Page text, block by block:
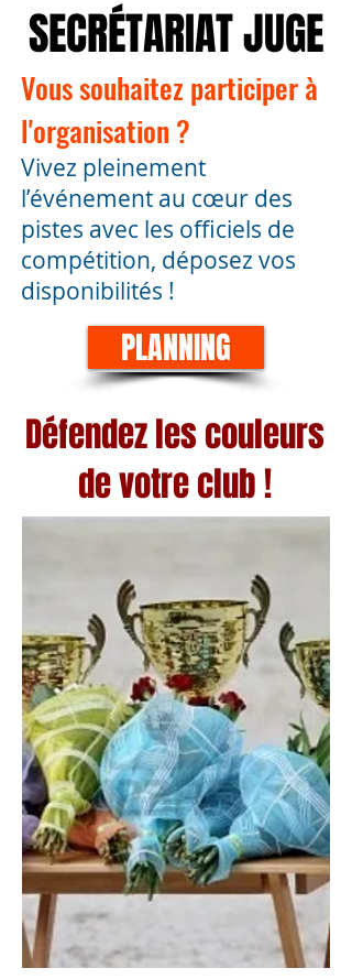
SECRÉTARIAT JUGE
Vous souhaitez participer à
l'organisation ?
Vivez pleinement
l’événement au cœur des
pistes avec les officiels de
compétition, déposez vos
disponibilités !
PLANNING
Défendez les couleurs
de votre club !